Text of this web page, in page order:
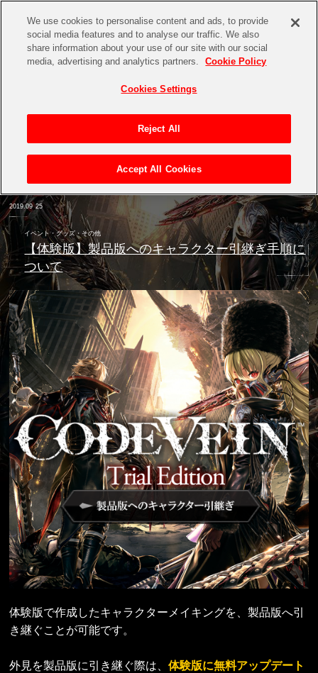
2019.09 25
イベント・グッズ・その他
【体験版】製品版へのキャラクター引継ぎ手順に
ついて
体験版で作成したキャラクターメイキングを、製品版へ引
き継ぐことが可能です。
外見を製品版に引き継ぐ際は、体験版に無料アップデート
We use cookies to personalise content and ads, to provide
social media features and to analyse our traffic. We also
share information about your use of our site with our social
media, advertising and analytics partners.
Cookie Policy
Cookies Settings
Reject All
Accept All Cookies